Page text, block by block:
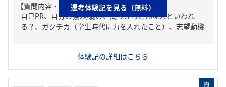
【質問内容・課題】
自己PR、自分の強み/弱み、周りからどんな人といわれ
る？、ガクチカ（学生時代に力を入れたこと）、志望動機
選考体験記を見る（無料）
体験記の詳細はこちら